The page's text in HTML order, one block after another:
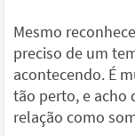
Mesmo
preciso de um
acontecendo. É
tão perto, e acho
relação como